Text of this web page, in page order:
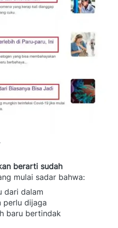
berarti sudah
mulai sadar bahwa:
dari dalam
perlu dijaga
baru bertindak